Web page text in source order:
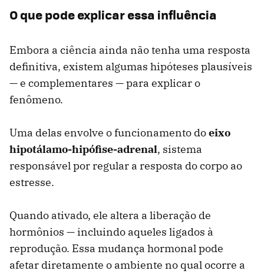
O que pode explicar essa influência
Embora a ciência ainda não tenha uma resposta
definitiva, existem algumas hipóteses plausíveis
— e complementares — para explicar o
fenômeno.
Uma delas envolve o funcionamento doeixo
hipotálamo-hipófise-adrenal, sistema
responsável por regular a resposta do corpo ao
estresse.
Quando ativado, ele altera a liberação de
hormônios — incluindo aqueles ligados à
reprodução. Essa mudança hormonal pode
afetar diretamente o ambiente no qual ocorre a